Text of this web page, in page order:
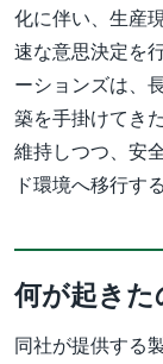
化に伴い、生産
速な意思決定を
ーションズは、
築を手掛けてき
維持しつつ、安
ド環境へ移行す
何が起き
同社が提供する